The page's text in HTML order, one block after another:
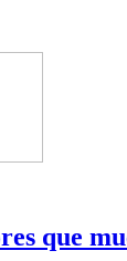
que